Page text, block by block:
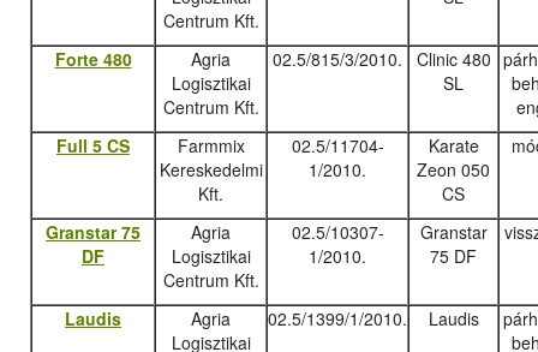
Centrum Kft.
Forte 480
Agria
Logisztikai
Centrum Kft.
02.5/815/3/2010.
Clinic 480
SL
Full 5 CS
Farmmix
Kereskedelmi
Kft.
02.5/11704-
1/2010.
Karate
Zeon 050
CS
Granstar 75
DF
Agria
Logisztikai
Centrum Kft.
02.5/10307-
1/2010.
Granstar
75 DF
Laudis
Agria
Logisztikai
02.5/1399/1/2010. Laudis